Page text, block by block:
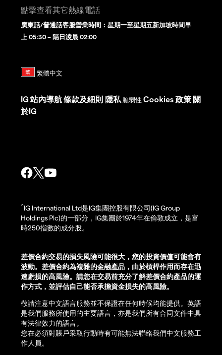
點擊查看其它熱線電話
廣東話/普通話客服營業時間：星期一至星期五新加坡時間早
上 05:30 – 隔日淩晨 02:00
IG 站內導航條款及細則 隱私 脆弱性 Cookies 政策 關
於IG
^IG International Ltd是IG集團控股有限公司(IG Group
Holdings Plc)的一部分，IG集團於1974年在倫敦成立，是富
時250指數的成分股。
差價合約交易的損失風險可能很大，您的投資價值可能會有
波動。差價合約為複雜的金融產品，由於槓桿作用而存在迅
速虧損的高風險。請您在交易前充分了解差價合約產品的運
作方式，並評估自己能否承擔資金損失的高風險。
敬請注意中文語言服務並不保證在任何時候均能提供。英語
是我們服務所使用的主要語言，亦是我們所有合同文件中具
有法律效力的語言。
您在必須對賬戶采取行動時有可能無法聯絡我們中文服務工
作人員。